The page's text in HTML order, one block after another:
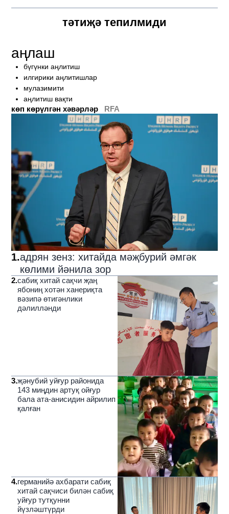
тәтиҗә тепилмиди
аңлаш
бүгүнки аңлитиш
илгирики аңлитишлар
мулазимити
аңлитиш вақти
көп көрүлгән хәвәрләр RFA
1.адрян зенз: хитайда мәҗбурий әмгәк
көлими йәнила зор
2.сабиқ хитай сақчи җаң
ябониң хотән ханериқта
вәзипә өтигәнлики
дәлилләнди
3.җәнубий уйғур районида
143 миңдин артуқ ойғур
бала ата-анисидин айрилип
қалған
4.германийә ахбарати сабиқ
хитай сақчиси билән сабиқ
уйғур тутқунни
йүзләштүрди